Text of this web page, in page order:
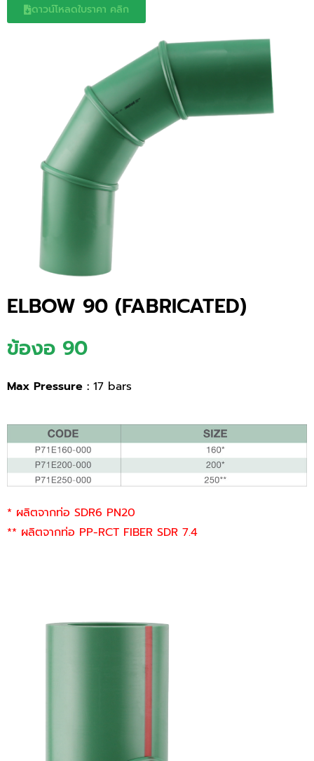
ดาวน์โหลดใบราคา คลิก
ELBOW 90 (FABRICATED)
ข้องอ 90
Max Pressure : 17 bars
* ผลิตจากท่อ SDR6 PN20
** ผลิตจากท่อ PP-RCT FIBER SDR 7.4